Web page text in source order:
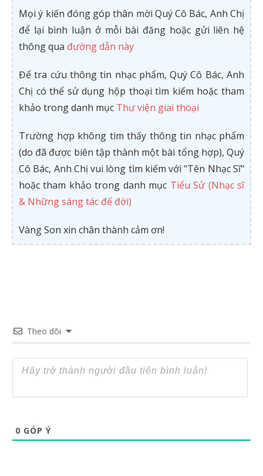
Mọi ý kiến đóng góp thân mời Quý Cô Bác, Anh Chị
để lại bình luận ở mỗi bài đăng hoặc gửi liên hệ
thông qua đường dẫn này
Để tra cứu thông tin nhạc phẩm, Quý Cô Bác, Anh
Chị có thể sử dụng hộp thoại tìm kiếm hoặc tham
khảo trong danh mục Thư viện giai thoại
Trường hợp không tìm thấy thông tin nhạc phẩm
(do đã được biên tập thành một bài tổng hợp), Quý
Cô Bác, Anh Chị vui lòng tìm kiếm với "Tên Nhạc Sĩ"
hoặc tham khảo trong danh mục Tiểu Sử (Nhạc sĩ
& Những sáng tác để đời)
Vàng Son xin chân thành cảm ơn!
Theo dõi
0 GÓP Ý